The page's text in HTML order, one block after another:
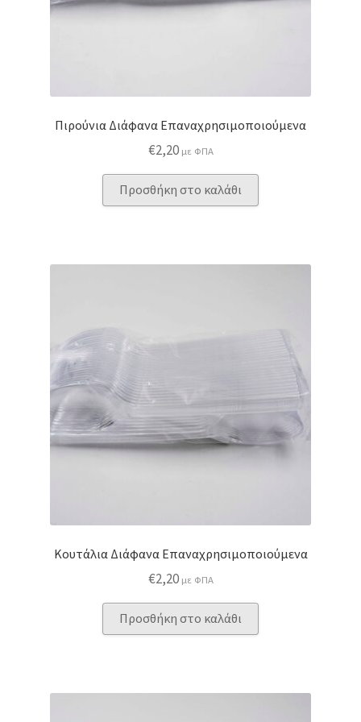
Πιρούνια Διάφανα Επαναχρησιμοποιούμενα
€2,20 με ΦΠΑ
Προσθήκη στο καλάθι
Κουτάλια Διάφανα Επαναχρησιμοποιούμενα
€2,20 με ΦΠΑ
Προσθήκη στο καλάθι